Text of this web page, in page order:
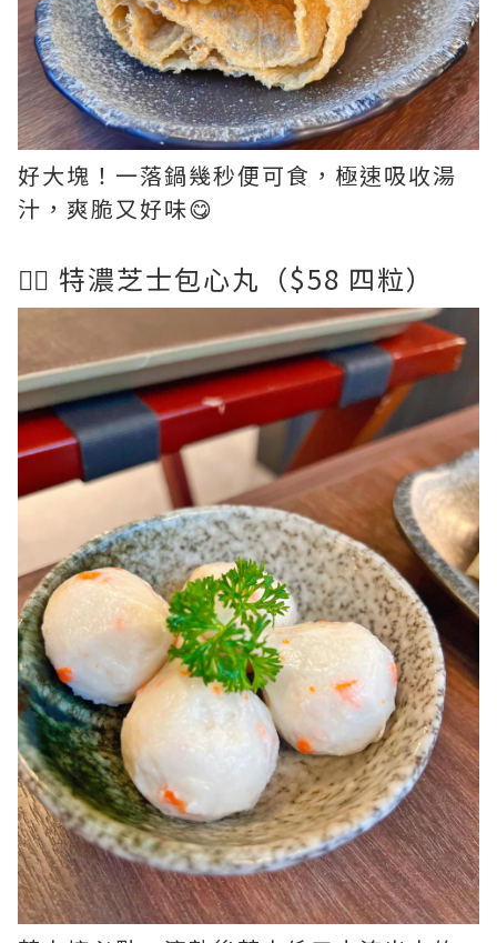
好大塊！一落鍋幾秒便可食，極速吸收湯
汁，爽脆又好味😋
👉🏻 特濃芝士包心丸（$58 四粒）